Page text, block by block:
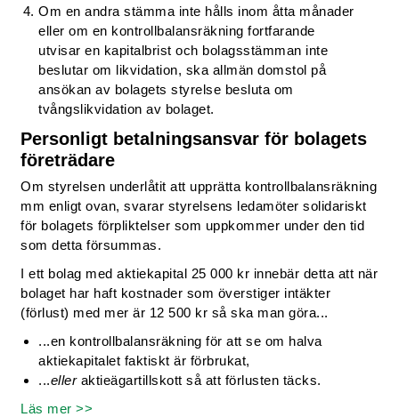
Om en andra stämma inte hålls inom åtta månader
eller om en kontrollbalansräkning fortfarande
utvisar en kapitalbrist och bolagsstämman inte
beslutar om likvidation, ska allmän domstol på
ansökan av bolagets styrelse besluta om
tvångslikvidation av bolaget.
Personligt betalningsansvar för bolagets
företrädare
Om styrelsen underlåtit att upprätta kontrollbalansräkning
mm enligt ovan, svarar styrelsens ledamöter solidariskt
för bolagets förpliktelser som uppkommer under den tid
som detta försummas.
I ett bolag med aktiekapital 25 000 kr innebär detta att när
bolaget har haft kostnader som överstiger intäkter
(förlust) med mer är 12 500 kr så ska man göra...
...en kontrollbalansräkning för att se om halva
aktiekapitalet faktiskt är förbrukat,
...elleraktieägartillskott så att förlusten täcks.
Läs mer >>